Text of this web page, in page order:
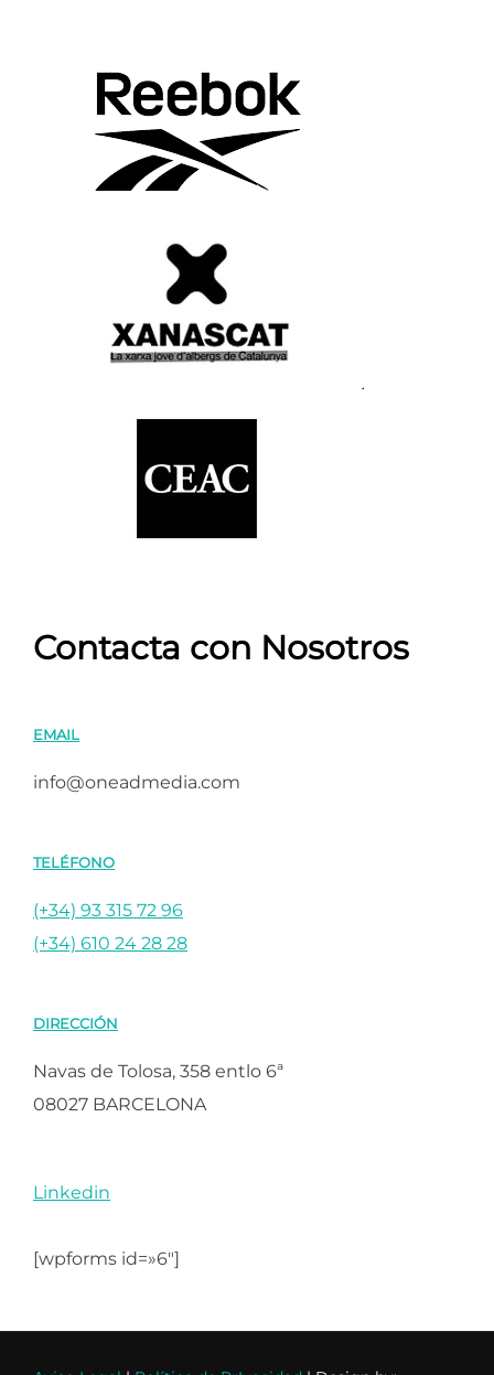
Contacta con Nosotros
EMAIL
info@oneadmedia.com
TELÉFONO
(+34) 93 315 72 96
(+34) 610 24 28 28
DIRECCIÓN
Navas de Tolosa, 358 entlo 6ª
08027 BARCELONA
Linkedin
[wpforms id=»6″]